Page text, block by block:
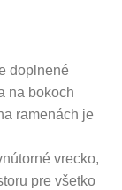
doplnené
na bokoch
ramenách je
vrecko,
pre všetko